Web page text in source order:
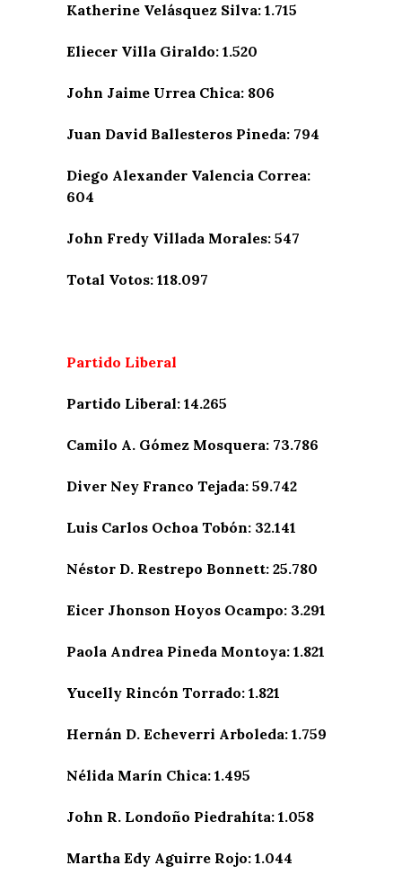
Katherine Velásquez Silva: 1.715
Eliecer Villa Giraldo: 1.520
John Jaime Urrea Chica: 806
Juan David Ballesteros Pineda: 794
Diego Alexander Valencia Correa:
604
John Fredy Villada Morales: 547
Total Votos: 118.097
Partido Liberal
Partido Liberal: 14.265
Camilo A. Gómez Mosquera: 73.786
Diver Ney Franco Tejada: 59.742
Luis Carlos Ochoa Tobón: 32.141
Néstor D. Restrepo Bonnett: 25.780
Eicer Jhonson Hoyos Ocampo: 3.291
Paola Andrea Pineda Montoya: 1.821
Yucelly Rincón Torrado: 1.821
Hernán D. Echeverri Arboleda: 1.759
Nélida Marín Chica: 1.495
John R. Londoño Piedrahíta: 1.058
Martha Edy Aguirre Rojo: 1.044